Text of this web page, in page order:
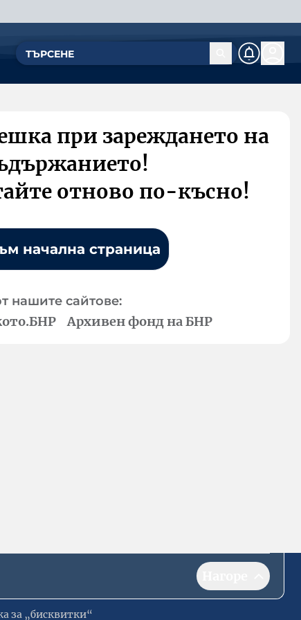
при зареждането на
отново по-късно!
начална страница
нашите сайтове:
Архивен фонд на БНР
за „бисквитки“